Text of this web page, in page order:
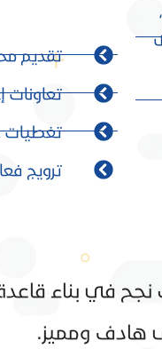
تقديم
تعاونات
تغطيات
ترويج
نجح في بناء
هادف ومميز.